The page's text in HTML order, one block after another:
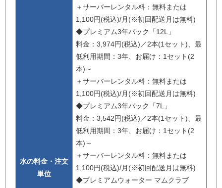
水の料金・注文
単位
＋サーバーレンタル料：無料または
1,100円(税込)/月(※初回配送月は無料)
◆プレミアム3年パック「12L」
料金：3,974円(税込)／2本(1セット)、最
低利用期間：3年、お届け：1セット(2
本)～
＋サーバーレンタル料：無料または
1,100円(税込)/月(※初回配送月は無料)
◆プレミアム3年パック「7L」
料金：3,542円(税込)／2本(1セット)、最
低利用期間：3年、お届け：1セット(2
本)～
＋サーバーレンタル料：無料または
1,100円(税込)/月(※初回配送月は無料)
◆プレミアムウォーター マムクラブ